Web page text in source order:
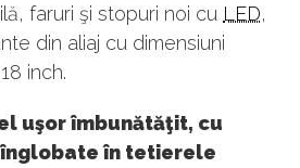
faruri şi stopuri noi cu LED,
din aliaj cu dimensiuni
inch.
uşor îmbunătăţit, cu
înglobate în tetierele